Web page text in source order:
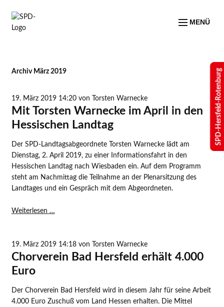
MENÜ
Archiv März 2019
19. März 2019 14:20von Torsten Warnecke
Mit Torsten Warnecke im April in den
Hessischen Landtag
Der SPD-Landtagsabgeordnete Torsten Warnecke lädt am
Dienstag, 2. April 2019, zu einer Informationsfahrt in den
Hessischen Landtag nach Wiesbaden ein. Auf dem Programm
steht am Nachmittag die Teilnahme an der Plenarsitzung des
Landtages und ein Gespräch mit dem Abgeordneten.
Weiterlesen …Mit
im
April
Hessischen
Landtag
19. März 2019 14:18von Torsten Warnecke
Chorverein Bad Hersfeld erhält 4.000
Euro
Der Chorverein Bad Hersfeld wird in diesem Jahr für seine Arbeit
4.000 Euro Zuschuß vom Land Hessen erhalten. Die Mittel
SPD-Hersfeld-Rotenburg